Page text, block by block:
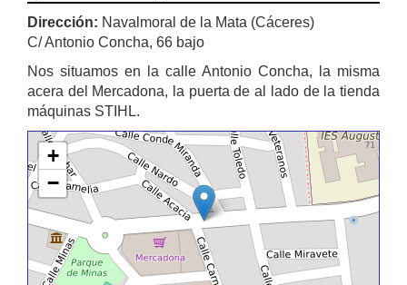
Dirección: Navalmoral de la Mata (Cáceres)
C/ Antonio Concha, 66 bajo
Nos situamos en la calle Antonio Concha, la misma
acera del Mercadona, la puerta de al lado de la tienda
máquinas STIHL.
+
−